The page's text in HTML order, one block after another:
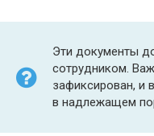
Эти документы
сотрудником.
зафиксирован, и
в надлежащем